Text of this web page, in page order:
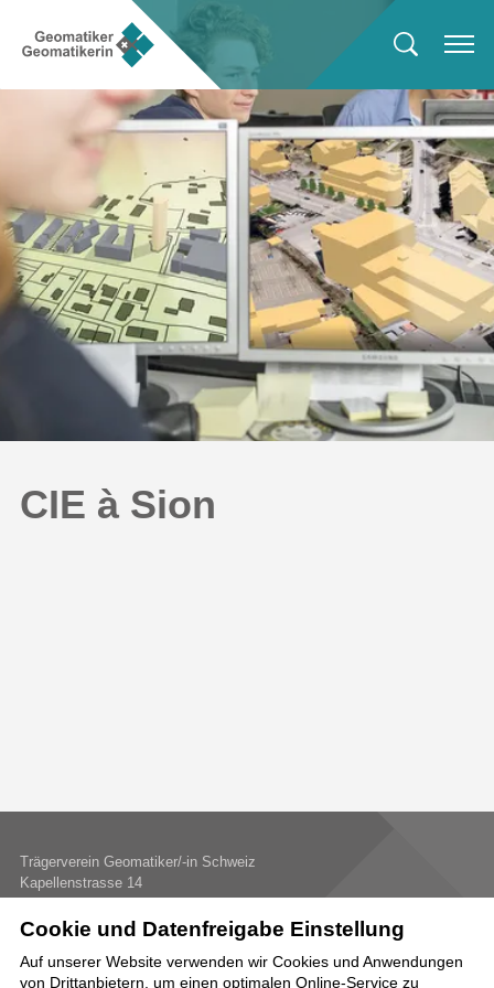
CIE à Sion
Trägerverein Geomatiker/-in Schweiz
Kapellenstrasse 14
+41 58 796 99 65
sekretariat
tvg-ch.ch
Cookie und Datenfreigabe Einstellung
Auf unserer Website verwenden wir Cookies und Anwendungen
von Drittanbietern, um einen optimalen Online-Service zu